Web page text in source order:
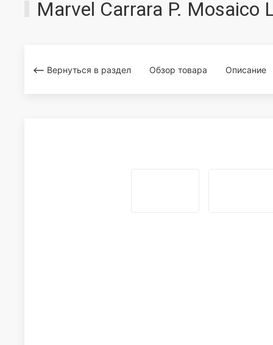
Marvel Carrara P.
Вернуться в раздел Обзор товара Описание